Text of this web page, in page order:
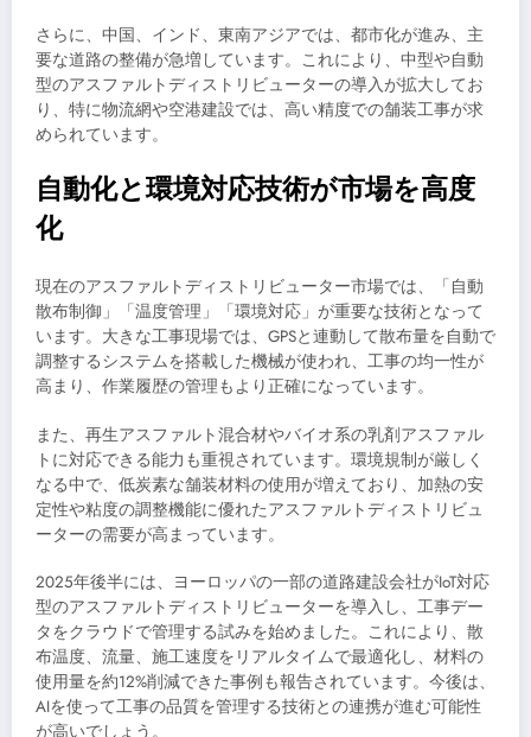
さらに、中国、インド、東南アジアでは、都市化が進み、主
要な道路の整備が急増しています。これにより、中型や自動
型のアスファルトディストリビューターの導入が拡大してお
り、特に物流網や空港建設では、高い精度での舗装工事が求
められています。
自動化と環境対応技術が市場を高度
化
現在のアスファルトディストリビューター市場では、「自動
散布制御」「温度管理」「環境対応」が重要な技術となって
います。大きな工事現場では、GPSと連動して散布量を自動で
調整するシステムを搭載した機械が使われ、工事の均一性が
高まり、作業履歴の管理もより正確になっています。
また、再生アスファルト混合材やバイオ系の乳剤アスファル
トに対応できる能力も重視されています。環境規制が厳しく
なる中で、低炭素な舗装材料の使用が増えており、加熱の安
定性や粘度の調整機能に優れたアスファルトディストリビュ
ーターの需要が高まっています。
2025年後半には、ヨーロッパの一部の道路建設会社がIoT対応
型のアスファルトディストリビューターを導入し、工事デー
タをクラウドで管理する試みを始めました。これにより、散
布温度、流量、施工速度をリアルタイムで最適化し、材料の
使用量を約12%削減できた事例も報告されています。今後は、
AIを使って工事の品質を管理する技術との連携が進む可能性
が高いでしょう。